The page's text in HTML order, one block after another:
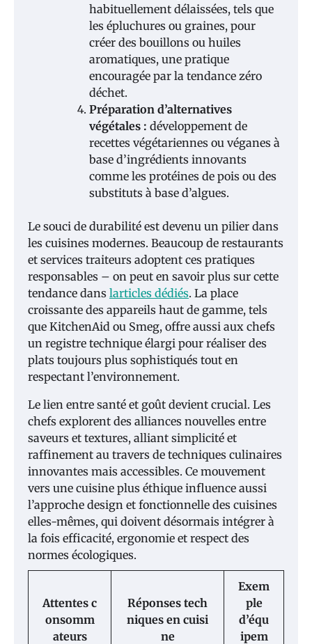
habituellement délaissées, tels que
les épluchures ou graines, pour
créer des bouillons ou huiles
aromatiques, une pratique
encouragée par la tendance zéro
déchet.
Préparation d’alternatives
végétales : développement de
recettes végétariennes ou véganes à
base d’ingrédients innovants
comme les protéines de pois ou des
substituts à base d’algues.
Le souci de durabilité est devenu un pilier dans
les cuisines modernes. Beaucoup de restaurants
et services traiteurs adoptent ces pratiques
responsables – on peut en savoir plus sur cette
tendance dans larticles dédiés. La place
croissante des appareils haut de gamme, tels
que KitchenAid ou Smeg, offre aussi aux chefs
un registre technique élargi pour réaliser des
plats toujours plus sophistiqués tout en
respectant l’environnement.
Le lien entre santé et goût devient crucial. Les
chefs explorent des alliances nouvelles entre
saveurs et textures, alliant simplicité et
raffinement au travers de techniques culinaires
innovantes mais accessibles. Ce mouvement
vers une cuisine plus éthique influence aussi
l’approche design et fonctionnelle des cuisines
elles-mêmes, qui doivent désormais intégrer à
la fois efficacité, ergonomie et respect des
normes écologiques.
Attentes c
onsomm
ateurs
Réponses tech
niques en cuisi
ne
Exem
ple
d’équ
ipem